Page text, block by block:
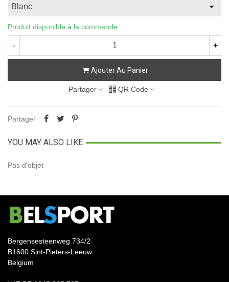
Produit disponible à la commande
- +
Ajouter Au Panier
Partager QR Code
Partager
YOU MAY ALSO LIKE
Pas d'objet
Bergensesteenweg 734/2
B1600 Sint-Pieters-Leeuw
Belgium